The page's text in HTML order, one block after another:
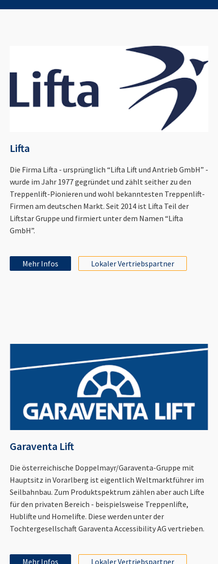
Lifta
Die Firma Lifta - ursprünglich “Lifta Lift und Antrieb GmbH” -
wurde im Jahr 1977 gegründet und zählt seither zu den
Treppenlift-Pionieren und wohl bekanntesten Treppenlift-
Firmen am deutschen Markt. Seit 2014 ist Lifta Teil der
Liftstar Gruppe und firmiert unter dem Namen “Lifta
GmbH”.
Mehr Infos Lokaler Vertriebspartner
Garaventa Lift
Die österreichische Doppelmayr/Garaventa-Gruppe mit
Hauptsitz in Vorarlberg ist eigentlich Weltmarktführer im
Seilbahnbau. Zum Produktspektrum zählen aber auch Lifte
für den privaten Bereich - beispielsweise Treppenlifte,
Hublifte und Homelifte. Diese werden unter der
Tochtergesellschaft Garaventa Accessibility AG vertrieben.
Mehr Infos Lokaler Vertriebspartner